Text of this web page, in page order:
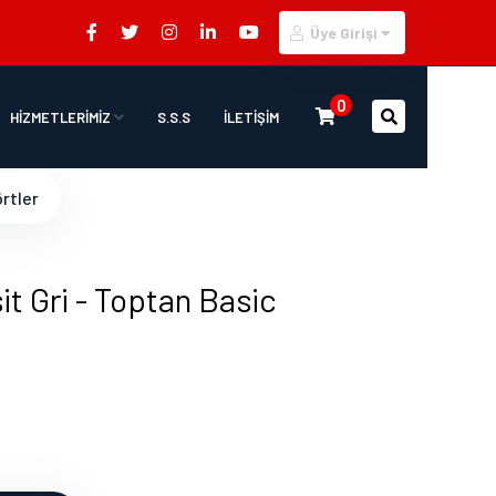
Üye Girişi
HİZMETLERİMİZ S.S.S İLETİŞİM
0
Gri - Toptan Basic